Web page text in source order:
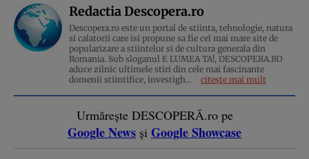
Redactia Descopera.ro
Descopera.ro este un portal de stiinta, tehnologie, natura
si calatorii care isi propune sa fie cel mai mare site de
popularizare a stiintelor si de cultura generala din
Romania. Sub sloganul E LUMEA TA!, DESCOPERA.RO
aduce zilnic ultimele stiri din cele mai fascinante
domenii stiintifice, investigh...
citește mai mult
Urmărește DESCOPERĂ.ro pe
Google News și Google Showcase